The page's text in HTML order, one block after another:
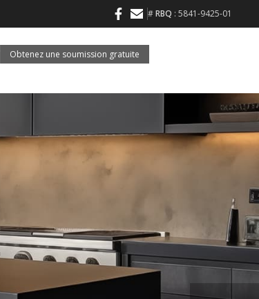
#RBQ : 5841-9425-01
Obtenez une soumission gratuite